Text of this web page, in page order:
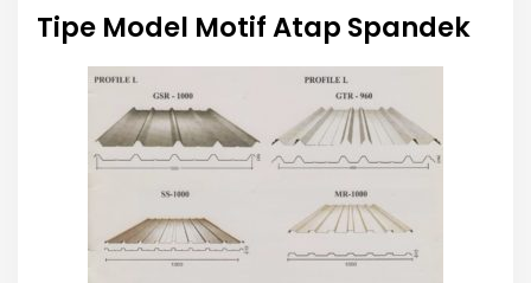
Tipe Model Motif Atap Spandek